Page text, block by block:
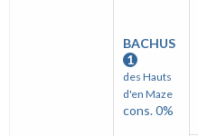
BACHUS
1
des Hauts
d'en Maze
cons. 0%